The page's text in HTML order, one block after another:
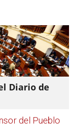
Diario de
del Pueblo